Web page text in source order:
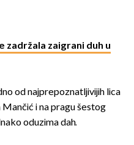
zadržala zaigrani duh u
od najprepoznatljivijih lica
Mančić i na pragu šestog
oduzima dah.